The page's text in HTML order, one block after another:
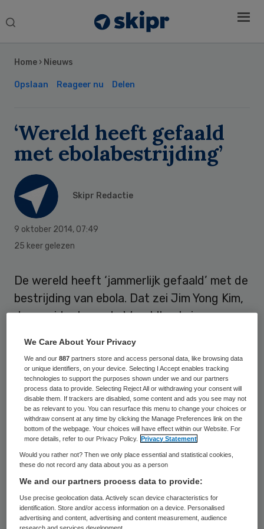
Search
Home › Nieuws
Opslaan Reageer nu Delen
‘Wereld heeft gefaald
met ebolabestrijding’
Skipr Redactie
9 oktober 2014, 07:49
25 keer gelezen
De wereld heeft ‘jammerlijk gefaald’ met de
bestrijding van ebola. Dat zei Jim Yong Kim,
de president van de Wereldbank, in een
regeringen hadden volgens hem de risico’s
op wereldwijde besmetting serieuzer
moeten nemen.
“We hadden veel meer moeten doen. We
hadden een systeem moeten hebben
waarmee we het virus konden monitoren,
zodat we op tijd wisten waar de eerste
besmettingen waren”, aldus Kim. “Nu het
ebolavirus de VS en Spanje heeft bereikt, is
de kans groot dat het virus in meer
Sidebar
We Care About Your Privacy
We and our887 partners store and access personal data, like browsing data
or unique identifiers, on your device. Selecting I Accept enables tracking
technologies to support the purposes shown under we and our partners
process data to provide. Selecting Reject All or withdrawing your consent will
disable them. If trackers are disabled, some content and ads you see may not
be as relevant to you. You can resurface this menu to change your choices or
withdraw consent at any time by clicking the Manage Preferences link on the
bottom of the webpage. Your choices will have effect within our Website. For
more details, refer to our Privacy Policy.
Privacy Statement
Would you rather not? Then we only place essential and statistical cookies,
these do not record any data about you as a person
We and our partners process data to provide:
Use precise geolocation data. Actively scan device characteristics for
identification. Store and/or access information on a device. Personalised
advertising and content, advertising and content measurement, audience